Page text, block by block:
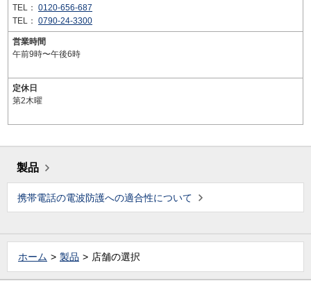
TEL： 0120-656-687
TEL： 0790-24-3300
営業時間
午前9時〜午後6時
定休日
第2木曜
製品
携帯電話の電波防護への適合性について
ホーム 製品 店舗の選択